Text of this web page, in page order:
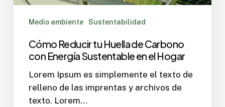
Medio ambiente Sustentabilidad
Cómo Reducir tu Huella de Carbono
con Energía Sustentable en el Hogar
Lorem Ipsum es simplemente el texto de
relleno de las imprentas y archivos de
texto. Lorem…